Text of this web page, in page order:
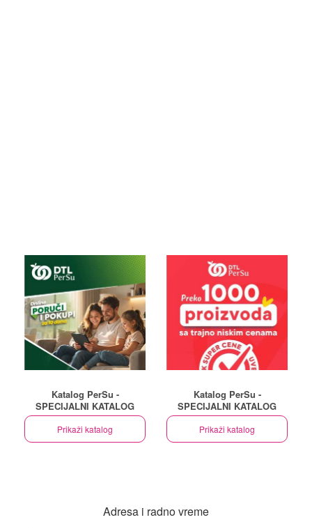
Katalog PerSu -
SPECIJALNI KATALOG
Prikaži katalog
Katalog PerSu -
SPECIJALNI KATALOG
Prikaži katalog
Adresa i radno vreme